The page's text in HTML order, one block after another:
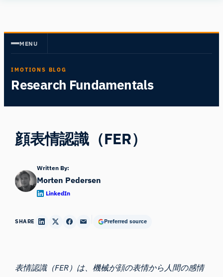
を
ス
ッ
MENU
IMOTIONS BLOG
Research Fundamentals
顔表情認識（FER）
Written By:
Morten Pedersen
LinkedIn
SHARE Preferred source
表情認識（FER）は、機械が顔の表情から人間の感情